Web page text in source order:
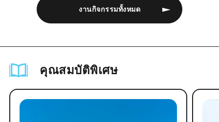
งานกิจกรรมทั้งหมด
คุณสมบัติพิเศษ